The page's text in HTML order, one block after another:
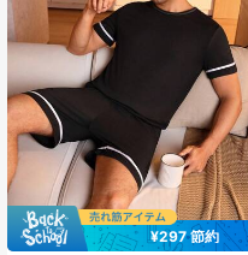
¥297 節約